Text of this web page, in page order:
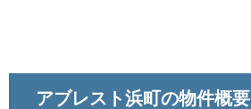
アブレスト浜町の物件概要